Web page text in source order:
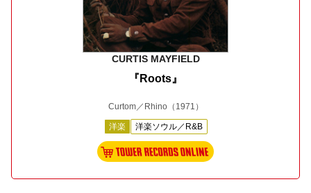
CURTIS MAYFIELD
『Roots』
Curtom／Rhino（1971）
洋楽 洋楽ソウル／R&B